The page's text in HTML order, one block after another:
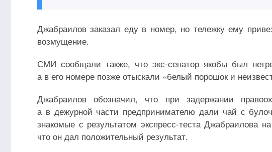
Джабраилов заказал еду в номер, но тележку ему
возмущение.
СМИ сообщали также, что экс-сенатор якобы был
а в его номере позже отыскали «белый порошок и
Джабраилов обозначил, что при задержании
а в дежурной части предпринимателю дали чай с
знакомые с результатом экспресс-теста Джабраилова
что он дал положительный результат.